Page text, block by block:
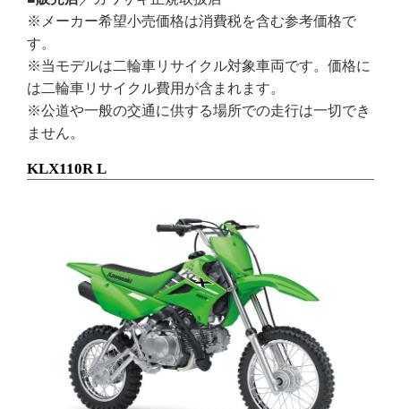
※メーカー希望小売価格は消費税を含む参考価格で
す。
※当モデルは二輪車リサイクル対象車両です。価格に
は二輪車リサイクル費用が含まれます。
※公道や一般の交通に供する場所での走行は一切でき
ません。
KLX110R L